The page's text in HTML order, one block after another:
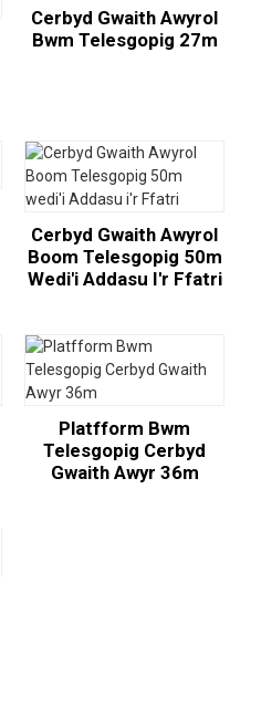
Cerbyd Gwaith Awyrol
Bwm Telesgopig 27m
Cerbyd Gwaith Awyrol
Boom Telesgopig 50m
Wedi'i Addasu I'r Ffatri
Platfform Bwm
Telesgopig Cerbyd
Gwaith Awyr 36m